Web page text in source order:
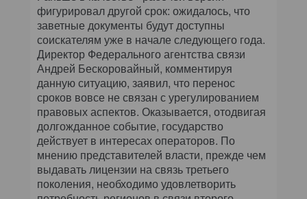
фигурировал другой срок: ожидалось, что
заветные документы будут доступны
соискателям уже в начале следующего года.
Директор Федерального агентства связи
Андрей Бескоровайный, комментируя
данную ситуацию, заявил, что перенос
сроков вовсе не связан с урегулированием
правовых аспектов. Оказывается, отодвигая
долгожданное событие, государство
действует в интересах операторов. По
мнению представителей власти, прежде чем
выдавать лицензии на связь третьего
поколения, необходимо удовлетворить